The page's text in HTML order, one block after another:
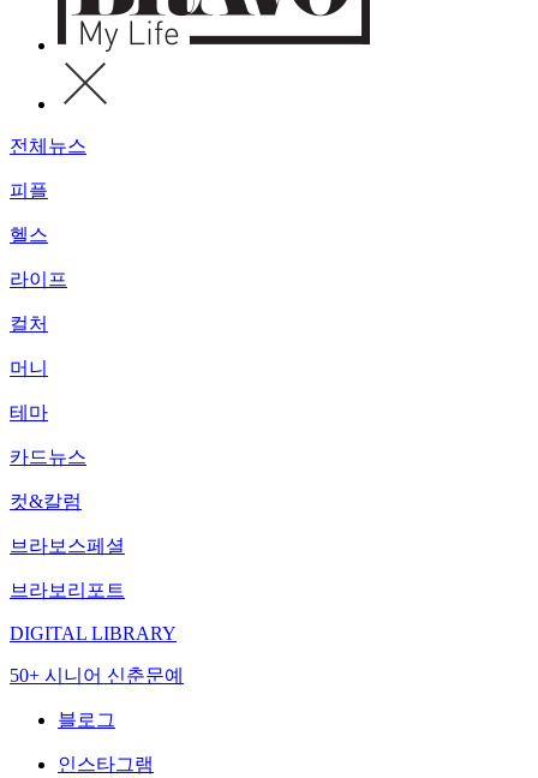
전체뉴스
피플
헬스
라이프
컬처
머니
테마
카드뉴스
컷&칼럼
브라보스페셜
브라보리포트
DIGITAL LIBRARY
50+ 시니어 신춘문예
블로그
인스타그램